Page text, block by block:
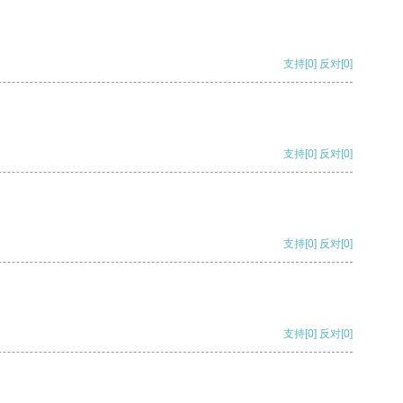
支持[0] 反对[0]
支持[0] 反对[0]
支持[0] 反对[0]
支持[0] 反对[0]